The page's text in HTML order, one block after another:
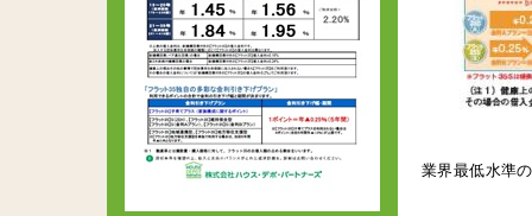
業界最低水準